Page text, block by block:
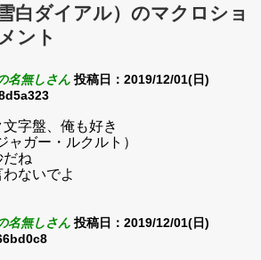
白ダイアル）のマクロショ
ント
名無しさん 投稿日：2019/12/01(日)
字盤、俺も好き
ャガー・ルクルト）
だね
ないでよ
名無しさん 投稿日：2019/12/01(日)